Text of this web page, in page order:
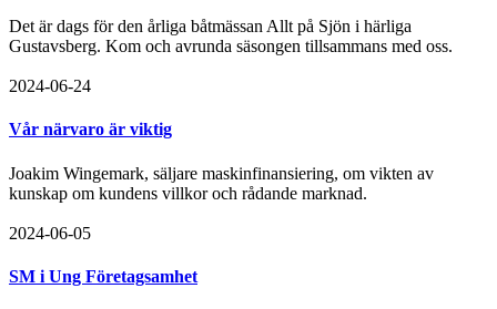
Det är dags för den årliga båtmässan Allt på Sjön i härliga
Gustavsberg. Kom och avrunda säsongen tillsammans med oss.
2024-06-24
Vår närvaro är viktig
Joakim Wingemark, säljare maskinfinansiering, om vikten av
kunskap om kundens villkor och rådande marknad.
2024-06-05
SM i Ung Företagsamhet